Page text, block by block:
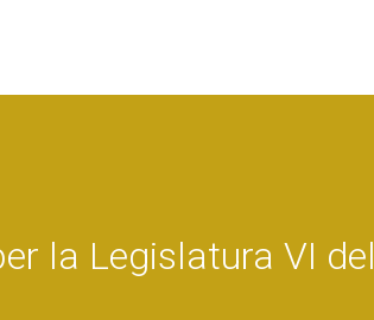
la Legislatura VI